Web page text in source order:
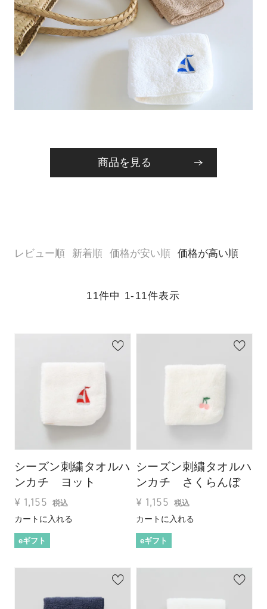
商品を見る
レビュー順 新着順 価格が安い順 価格が高い順
11件中 1- 11件表示
シーズン刺繍タオルハ
ンカチ ヨット
¥ 1,155 税込
カートに入れる
eギフト
シーズン刺繍タオルハ
ンカチ さくらんぼ
¥ 1,155 税込
カートに入れる
eギフト